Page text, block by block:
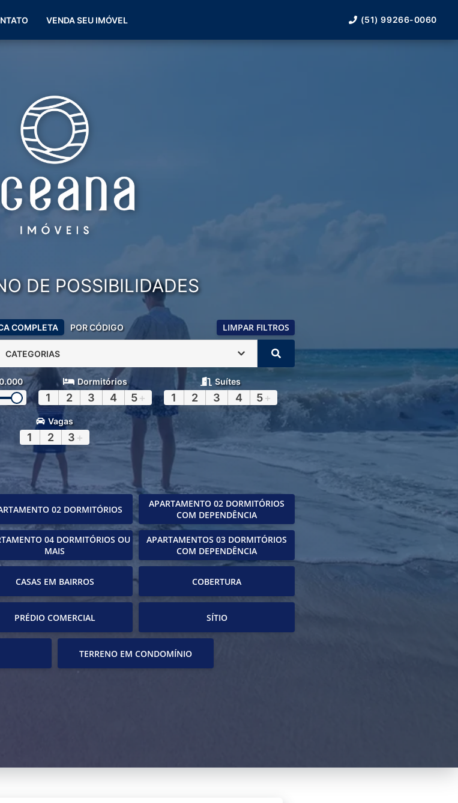
(51) 99266-0060
VENDA SEU IMÓVEL (51) 99266-0060
DE POSSIBILIDADES
COMPLETA POR CÓDIGO LIMPAR FILTROS
CATEGORIAS
Dormitórios
1 2 3 4 5+
Suítes
1 2 3 4 5+
Vagas
1 2 3 +
02 DORMITÓRIOS
APARTAMENTO 02 DORMITÓRIOS
COM DEPENDÊNCIA
04 DORMITÓRIOS OU
MAIS
APARTAMENTOS 03 DORMITÓRIOS
COM DEPENDÊNCIA
CASAS EM BAIRROS COBERTURA
PRÉDIO COMERCIAL SÍTIO
TERRENO EM CONDOMÍNIO